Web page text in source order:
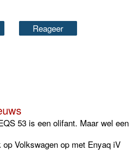
Reageer
53 is een olifant. Maar wel een
Volkswagen op met Enyaq iV